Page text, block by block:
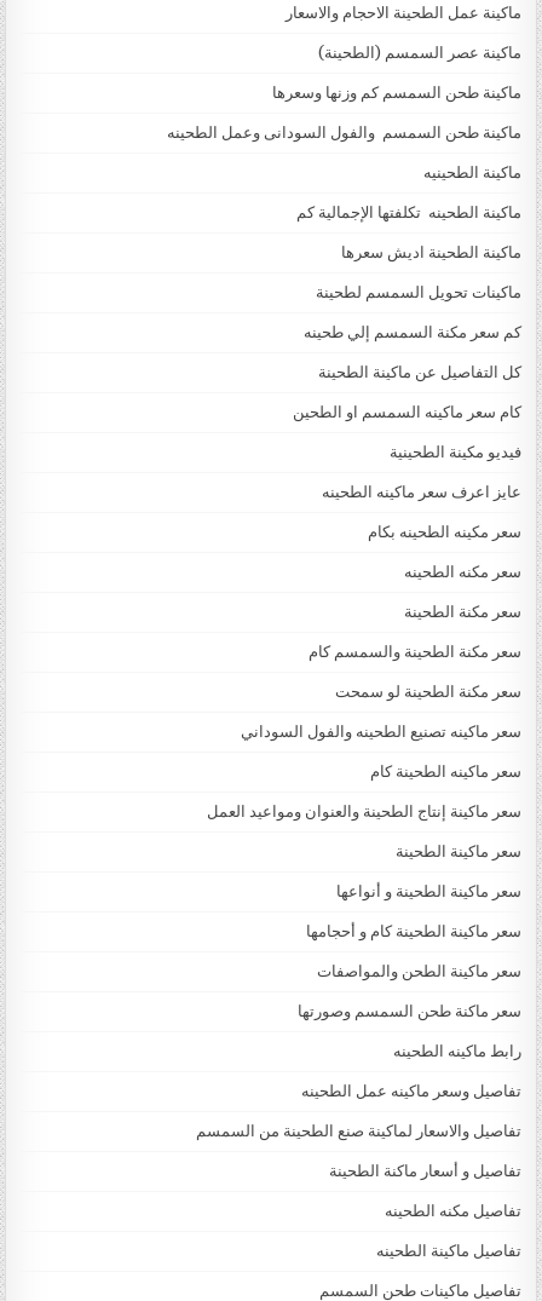
ماكينة عمل الطحينة الاحجام والاسعار
ماكينة عصر السمسم (الطحينة)
ماكينة طحن السمسم كم وزنها وسعرها
ماكينة طحن السمسم والفول السودانى وعمل الطحينه
ماكينة الطحينيه
ماكينة الطحينه تكلفتها الإجمالية كم
ماكينة الطحينة اديش سعرها
ماكينات تحويل السمسم لطحينة
كم سعر مكنة السمسم إلي طحينه
كل التفاصيل عن ماكينة الطحينة
كام سعر ماكينه السمسم او الطحين
فيديو مكينة الطحينية
عايز اعرف سعر ماكينه الطحينه
سعر مكينه الطحينه بكام
سعر مكنه الطحينه
سعر مكنة الطحينة
سعر مكنة الطحينة والسمسم كام
سعر مكنة الطحينة لو سمحت
سعر ماكينه تصنيع الطحينه والفول السوداني
سعر ماكينه الطحينة كام
سعر ماكينة إنتاج الطحينة والعنوان ومواعيد العمل
سعر ماكينة الطحينة
سعر ماكينة الطحينة و أنواعها
سعر ماكينة الطحينة كام و أحجامها
سعر ماكينة الطحن والمواصفات
سعر ماكنة طحن السمسم وصورتها
رابط ماكينه الطحينه
تفاصيل وسعر ماكينه عمل الطحينه
تفاصيل والاسعار لماكينة صنع الطحينة من السمسم
تفاصيل و أسعار ماكنة الطحينة
تفاصيل مكنه الطحينه
تفاصيل ماكينة الطحينه
تفاصيل ماكينات طحن السمسم